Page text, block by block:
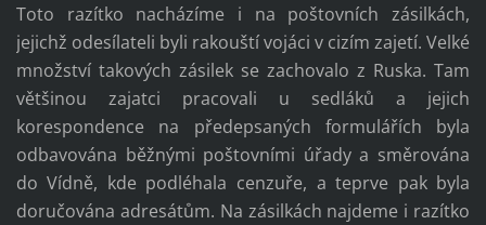
Toto razítko nacházíme i na poštovních zásilkách,
jejichž odesílateli byli rakouští vojáci v cizím zajetí. Velké
množství takových zásilek se zachovalo z Ruska. Tam
většinou zajatci pracovali u sedláků a jejich
korespondence na předepsaných formulářích byla
odbavována běžnými poštovními úřady a směrována
do Vídně, kde podléhala cenzuře, a teprve pak byla
doručována adresátům. Na zásilkách najdeme i razítko